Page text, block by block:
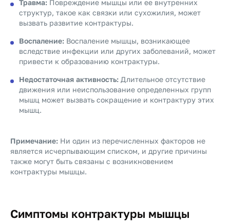
Травма: Повреждение мышцы или ее внутренних
структур, такое как связки или сухожилия, может
вызвать развитие контрактуры.
Воспаление: Воспаление мышцы, возникающее
вследствие инфекции или других заболеваний, может
привести к образованию контрактуры.
Недостаточная активность: Длительное отсутствие
движения или неиспользование определенных групп
мышц может вызвать сокращение и контрактуру этих
мышц.
Примечание: Ни один из перечисленных факторов не
является исчерпывающим списком, и другие причины
также могут быть связаны с возникновением
контрактуры мышцы.
Симптомы контрактуры мышцы